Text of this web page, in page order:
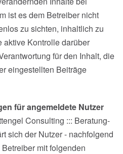
ist es dem Betreiber nicht
zu sichten, inhaltlich zu
aktive Kontrolle darüber
für den Inhalt, die
eingestellten Beiträge
für angemeldete Nutzer
Consulting ::: Beratung-
sich der Nutzer - nachfolgend
mit folgenden